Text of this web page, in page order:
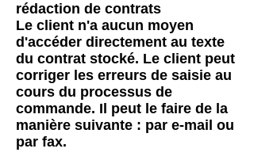
rédaction de contrats
Le client n'a aucun moyen
d'accéder directement au texte
du contrat stocké. Le client peut
corriger les erreurs de saisie au
cours du processus de
commande. Il peut le faire de la
manière suivante : par e-mail ou
par fax.